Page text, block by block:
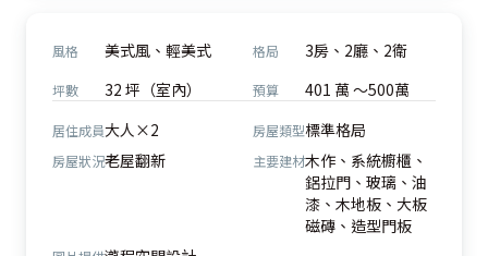
風格 美式風、輕美式 格局 3房、2廳、2衛
坪數 32 坪（室內） 預算 401 萬 ～500萬
居住成員大人×2 房屋類型標準格局
房屋狀況老屋翻新 主要建材木作、系統櫥櫃、
鋁拉門、玻璃、油
漆、木地板、大板
磁磚、造型門板